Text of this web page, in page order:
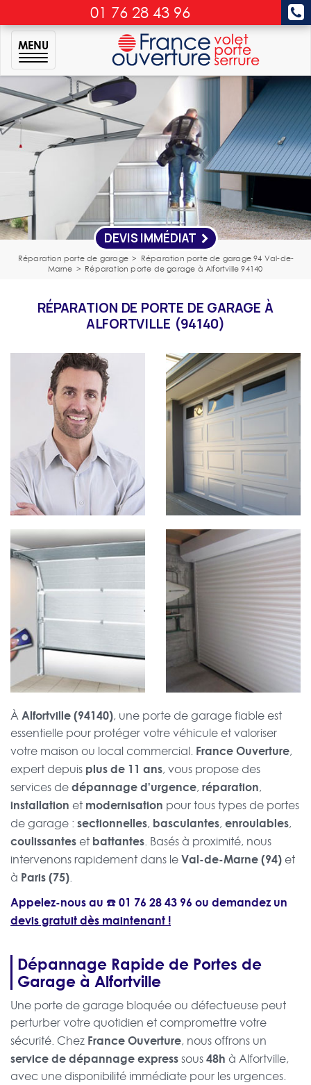
01 76 28 43 96
MENU
DEVIS IMMÉDIAT
Réparation porte de garage > Réparation porte de garage 94 Val-de-
Marne > Réparation porte de garage à Alfortville 94140
RÉPARATION DE PORTE DE GARAGE À
ALFORTVILLE (94140)
ÀAlfortville (94140), une porte de garage fiable est
essentielle pour protéger votre véhicule et valoriser
votre maison ou local commercial. France Ouverture,
expert depuis plus de 11 ans, vous propose des
services dedépannage d'urgence, réparation,
installation et modernisation pour tous types de portes
de garage :sectionnelles, basculantes, enroulables,
coulissantes et battantes. Basés à proximité, nous
intervenons rapidement dans leVal-de-Marne (94) et
à Paris (75).
Appelez-nous au ☎️01 76 28 43 96 ou demandez un
devis gratuit dès maintenant !
Dépannage Rapide de Portes de
Garage à Alfortville
Une porte de garage bloquée ou défectueuse peut
perturber votre quotidien et compromettre votre
sécurité. Chez France Ouverture, nous offrons un
service de dépannage expresssous48h à Alfortville,
avec une disponibilité immédiate pour les urgences.